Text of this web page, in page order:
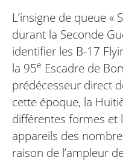
L’insigne de queue «
durant la Seconde
identifier les B-17
la 95e Escadre de
prédécesseur direct
cette époque, la
différentes formes et
appareils des
raison de l’ampleur